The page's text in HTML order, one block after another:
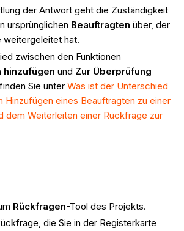
der Antwort geht die Zuständigkeit
ursprünglichen Beauftragtenüber, der
weitergeleitet hat.
zwischen den Funktionen
hinzufügen und Zur Überprüfung
finden Sie unterWas ist der Unterschied
Hinzufügen eines Beauftragten zu einer
dem Weiterleiten einer Rückfrage zur
Rückfragen-Tool des Projekts.
die Sie in der Registerkarte